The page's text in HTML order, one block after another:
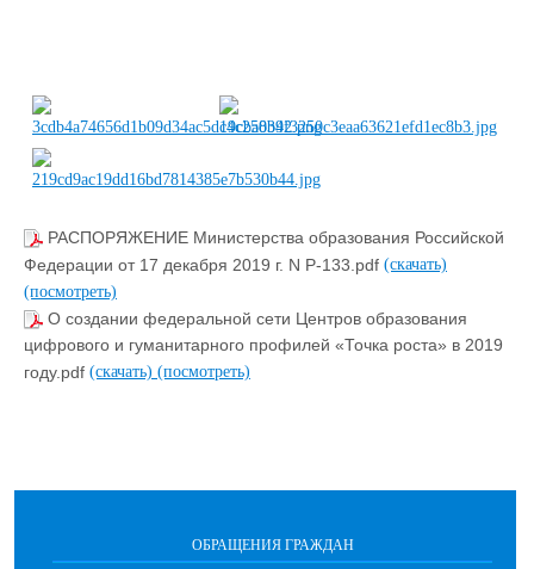
РАСПОРЯЖЕНИЕ Министерства образования Российской
Федерации от 17 декабря 2019 г. N Р-133.pdf (скачать)
(посмотреть)
О создании федеральной сети Центров образования
цифрового и гуманитарного профилей «Точка роста» в 2019
году.pdf (скачать) (посмотреть)
ОБРАЩЕНИЯ ГРАЖДАН